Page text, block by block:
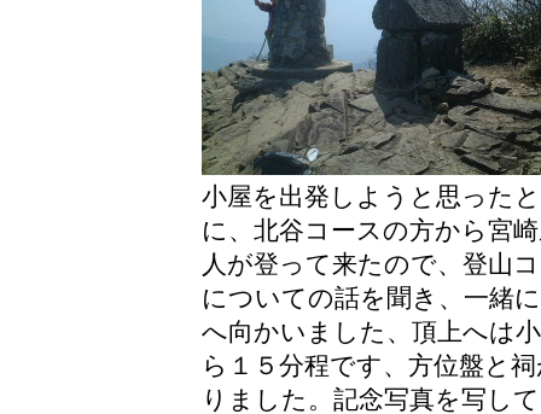
小屋を出発しようと思った
に、北谷コースの方から宮
人が登って来たので、登山
についての話を聞き、一緒
へ向かいました、頂上へは
ら１５分程です、方位盤と
りました。記念写真を写し